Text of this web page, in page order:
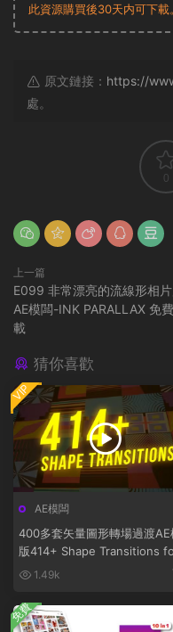
此資源購買後30天内可下
原文鏈接： https://
處。
0
上一篇
E099 非常漂亮的流線形相
AE模闆-INK PARALLAX 免
載
猜你喜歡
AE模闆
400多套矢量圖形轉場過渡AE
版414+ Shape Transitions
After Effects
1.49k
VIP
免費